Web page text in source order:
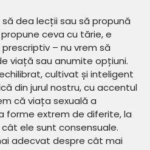
dea lecții sau să propună
ceva cu tărie, e
– nu vrem să
viață sau anumite opțiuni.
cultivat și inteligent
din jurul nostru, cu accentul
că viața sexuală a
forme extrem de diferite, la
ele sunt consensuale.
adecvat despre cât mai